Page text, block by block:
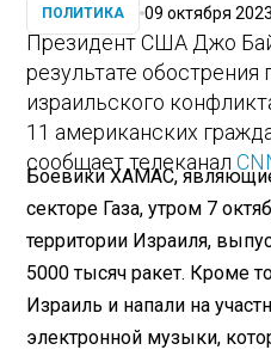
ПОЛИТИКА 09 октября
Президент США Джо
результате обострения
израильского
11 американских
сообщает телеканал
Боевики ХАМАС,
секторе Газа, утром 7
территории Израиля,
5000 тысяч ракет. Кроме
Израиль и напали на
электронной музыки,